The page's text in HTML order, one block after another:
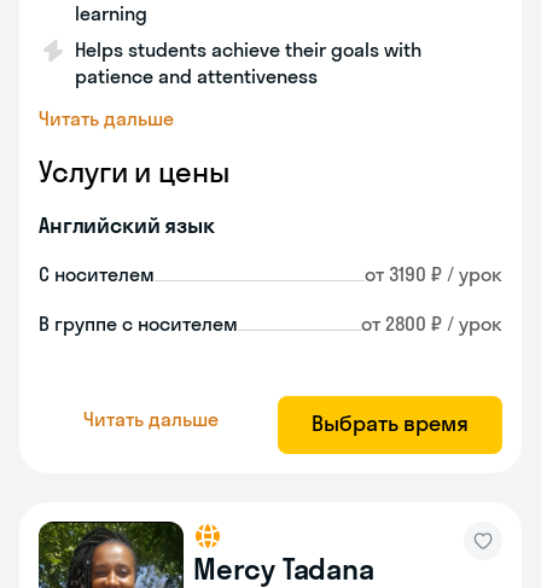
learning
Helps students achieve their goals with
patience and attentiveness
Читать дальше
Услуги и цены
Английский язык
С носителем от 3190 ₽ / урок
В группе с носителем от 2800 ₽ / урок
Читать дальше Выбрать время
Mercy Tadana